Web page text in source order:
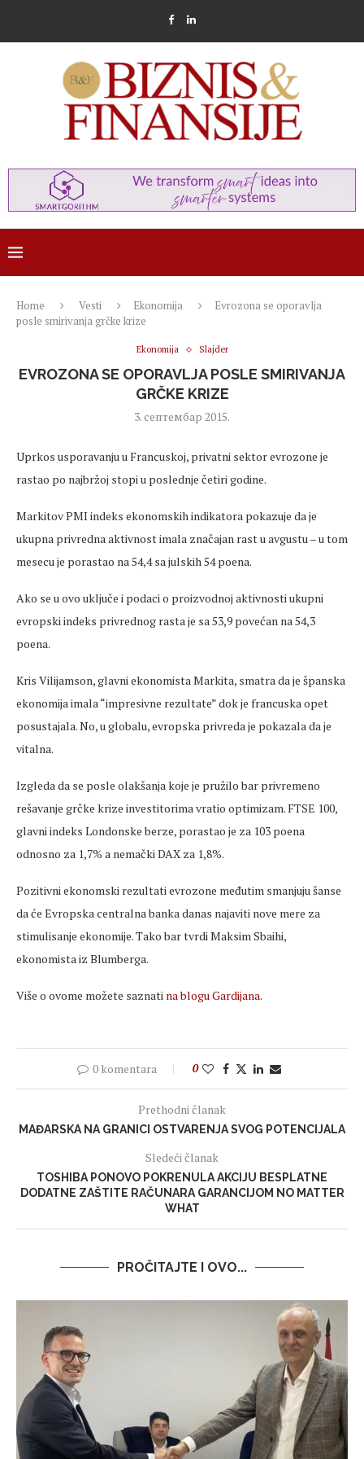
Home Vesti Ekonomija
Evrozona se oporavlja
posle smirivanja grčke krize
Ekonomija Slajder
EVROZONA SE OPORAVLJA POSLE SMIRIVANJA
GRČKE KRIZE
3. септембар 2015.
Uprkos usporavanju u Francuskoj, privatni sektor evrozone je
rastao po najbržoj stopi u poslednje četiri godine.
Markitov PMI indeks ekonomskih indikatora pokazuje da je
ukupna privredna aktivnost imala značajan rast u avgustu – u tom
mesecu je porastao na 54,4 sa julskih 54 poena.
Ako se u ovo uključe i podaci o proizvodnoj aktivnosti ukupni
evropski indeks privrednog rasta je sa 53,9 povećan na 54,3
poena.
Kris Vilijamson, glavni ekonomista Markita, smatra da je španska
ekonomija imala “impresivne rezultate” dok je francuska opet
posustajala. No, u globalu, evropska privreda je pokazala da je
vitalna.
Izgleda da se posle olakšanja koje je pružilo bar privremeno
rešavanje grčke krize investitorima vratio optimizam. FTSE 100,
glavni indeks Londonske berze, porastao je za 103 poena
odnosno za 1,7% a nemački DAX za 1,8%.
Pozitivni ekonomski rezultati evrozone međutim smanjuju šanse
da će Evropska centralna banka danas najaviti nove mere za
stimulisanje ekonomije. Tako bar tvrdi Maksim Sbaihi,
ekonomista iz Blumberga.
Više o ovome možete saznati na blogu Gardijana.
0 komentara 0
Prethodni članak
MAĐARSKA NA GRANICI OSTVARENJA SVOG POTENCIJALA
Sledeći članak
TOSHIBA PONOVO POKRENULA AKCIJU BESPLATNE
DODATNE ZAŠTITE RAČUNARA GARANCIJOM NO MATTER
WHAT
PROČITAJTE I OVO...